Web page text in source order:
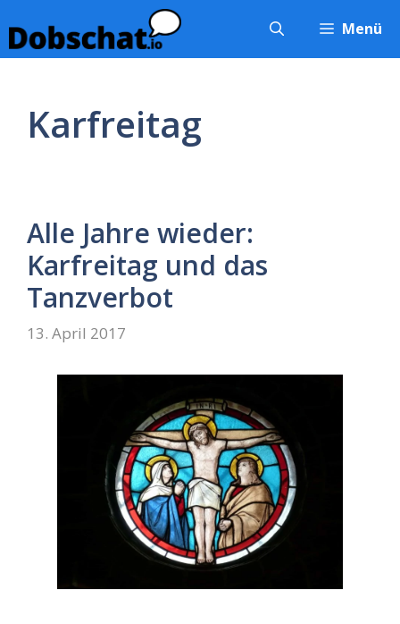
Inhalt
springen
Menü
Karfreitag
Alle Jahre wieder:
Karfreitag und das
Tanzverbot
13. April 2017